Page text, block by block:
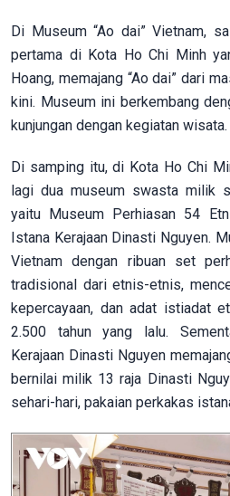
Di Museum “Ao dai” Vietnam,
pertama di Kota Ho Chi Minh
Hoang, memajang “Ao dai” dari
kini. Museum ini berkembang
kunjungan dengan kegiatan wisata.
Di samping itu, di Kota Ho Chi
lagi dua museum swasta milik
yaitu Museum Perhiasan 54
Istana Kerajaan Dinasti Nguyen.
Vietnam dengan ribuan set
tradisional dari etnis-etnis,
kepercayaan, dan adat istiadat
2.500 tahun yang lalu.
Kerajaan Dinasti Nguyen
bernilai milik 13 raja Dinasti
sehari-hari, pakaian perkakas